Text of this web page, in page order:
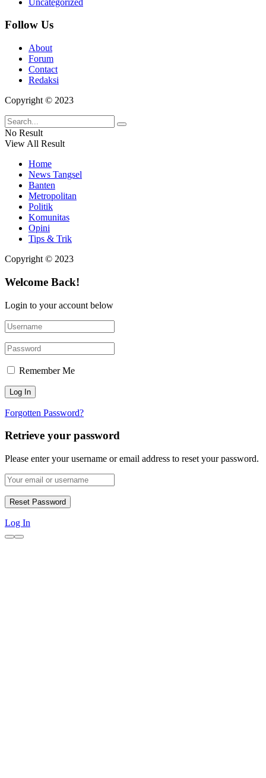
Follow Us
About
Forum
Contact
Redaksi
Copyright © 2023
No Result
View All Result
Home
News Tangsel
Banten
Metropolitan
Politik
Komunitas
Opini
Tips & Trik
Copyright © 2023
Welcome Back!
Login to your account below
Remember Me
Forgotten Password?
Retrieve your password
Please enter your username or email address to reset your password.
Log In